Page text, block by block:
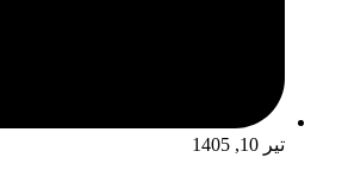
تیر 10, 1405